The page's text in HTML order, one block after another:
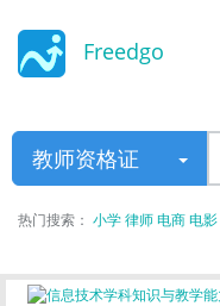
Freedgo
教师资格证
热门搜索： 小学律师电商电影